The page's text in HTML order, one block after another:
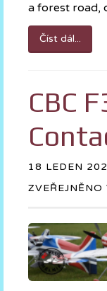
a forest road,
Číst dál...
CBC
18 LEDEN
ZVEŘEJNĚNO